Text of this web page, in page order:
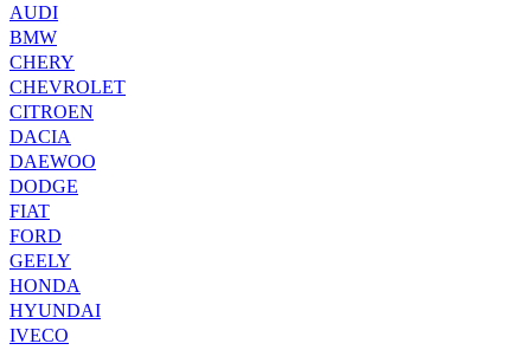
AUDI
BMW
CHERY
CHEVROLET
CITROEN
DACIA
DAEWOO
DODGE
FIAT
FORD
GEELY
HONDA
HYUNDAI
IVECO